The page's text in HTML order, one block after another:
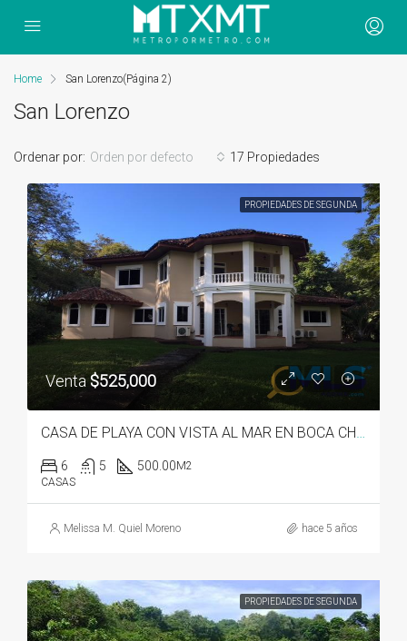
Home San Lorenzo(Página 2)
San Lorenzo
17 Propiedades
Ordenar por: Orden por defecto
PROPIEDADES DE SEGUNDA
Venta$525,000
CASA DE PLAYA CON VISTA AL MAR EN BOCA CHICA
6 5 500.00M2
CASAS
Melissa M. Quiel Moreno hace 5 años
PROPIEDADES DE SEGUNDA